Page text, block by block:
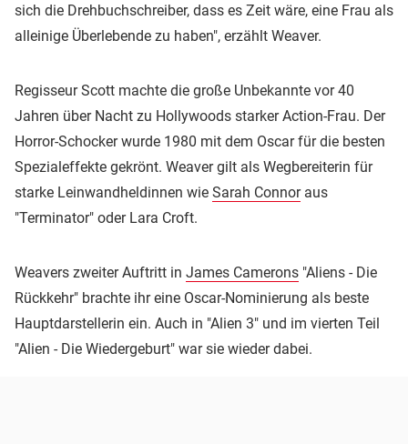
sich die Drehbuchschreiber, dass es Zeit wäre, eine Frau als
alleinige Überlebende zu haben", erzählt Weaver.
Regisseur Scott machte die große Unbekannte vor 40
Jahren über Nacht zu Hollywoods starker Action-Frau. Der
Horror-Schocker wurde 1980 mit dem Oscar für die besten
Spezialeffekte gekrönt. Weaver gilt als Wegbereiterin für
starke Leinwandheldinnen wie Sarah Connoraus
"Terminator" oder Lara Croft.
Weavers zweiter Auftritt in James Camerons "Aliens - Die
Rückkehr" brachte ihr eine Oscar-Nominierung als beste
Hauptdarstellerin ein. Auch in "Alien 3" und im vierten Teil
"Alien - Die Wiedergeburt" war sie wieder dabei.